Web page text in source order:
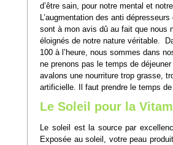
d’être sain, pour notre mental et
L’augmentation des anti
sont à mon avis dû au fait que nous
éloignés de notre nature véritable.
100 à l’heure, nous sommes dans
ne prenons pas le temps de déjeuner
avalons une nourriture trop grasse,
artificielle. Il faut prendre le temps
Le Soleil pour la
Le soleil est la source par
Exposée au soleil, votre peau